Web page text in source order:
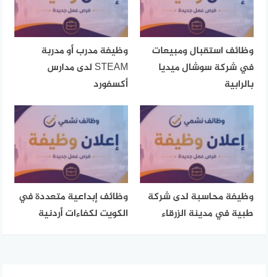
وظائف استقبال ومبيعات
في شركة سوشال ميديا
بالرابية
وظيفة مدرب أو مدربة
STEAM لدى مدارس
أكسفورد
وظيفة محاسبة لدى شركة
طبية في مدينة الزرقاء
وظائف إبداعية متعددة في
الكويت لكفاءات أردنية